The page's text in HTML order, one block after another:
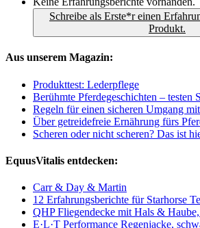
Schreibe als Erste*r einen
Produkt.
Aus unserem Magazin:
Produkttest: Lederpflege
Berühmte Pferdegeschichten – testen
Regeln für einen sicheren Umgang
Über getreidefreie Ernährung fürs
Scheren oder nicht scheren? Das ist
EquusVitalis entdecken:
Carr & Day & Martin
12 Erfahrungsberichte für Starhorse
QHP Fliegendecke mit Hals &
E·L·T Performance Regenjacke,